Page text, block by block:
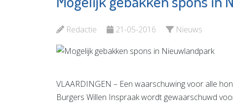
Redactie 21-05-2016 Nieuws
VLAARDINGEN – Een waarschuwing voor alle
Burgers Willen Inspraak wordt gewaarschuwd
Massage,
Energetische
therapie &
Bekijk de pagina
Vulcaan
Bekijk de